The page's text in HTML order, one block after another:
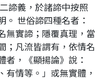
諦義，於諸諦中按照
。 世俗諦四種名者：
無實諦；隱覆真理，當
；凡流皆謂有，依情名
者，《顯揚論》說：
有情等。」或無實體，